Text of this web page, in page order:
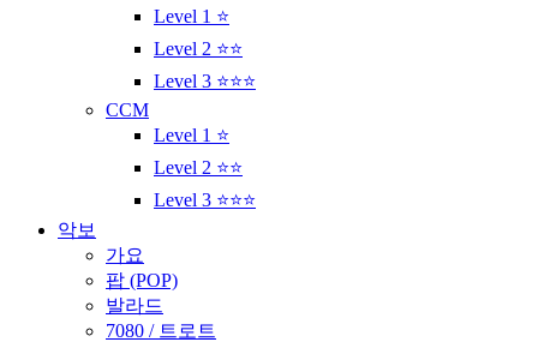
Level 1 ⭐
Level 2 ⭐⭐
Level 3 ⭐⭐⭐
CCM
Level 1 ⭐
Level 2 ⭐⭐
Level 3 ⭐⭐⭐
악보
가요
팝 (POP)
발라드
7080 / 트로트